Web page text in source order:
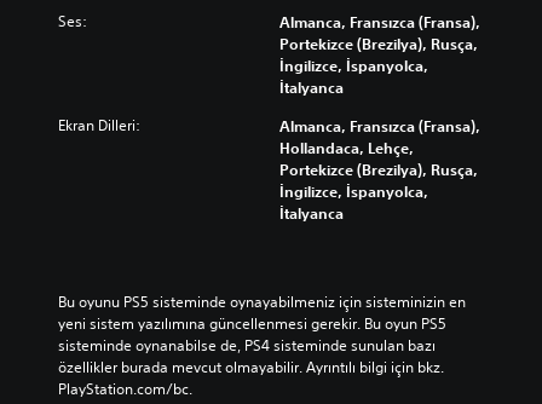
Ses:
Almanca, Fransızca (Fransa),
Portekizce (Brezilya), Rusça,
İngilizce, İspanyolca,
İtalyanca
Ekran Dilleri:
Almanca, Fransızca (Fransa),
Hollandaca, Lehçe,
Portekizce (Brezilya), Rusça,
İngilizce, İspanyolca,
İtalyanca
Bu oyunu PS5 sisteminde oynayabilmeniz için sisteminizin en
yeni sistem yazılımına güncellenmesi gerekir. Bu oyun PS5
sisteminde oynanabilse de, PS4 sisteminde sunulan bazı
özellikler burada mevcut olmayabilir. Ayrıntılı bilgi için bkz.
PlayStation.com/bc.